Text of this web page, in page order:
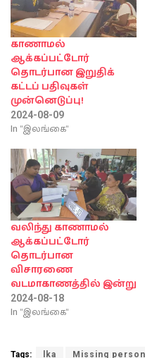
காணாமல்
ஆக்கப்பட்டோர்
தொடர்பான இறுதிக்
கட்டப் பதிவுகள்
முன்னெடுப்பு!
2024-08-09
In "இலங்கை"
வலிந்து காணாமல்
ஆக்கப்பட்டோர்
தொடர்பான
விசாரணை
வடமாகாணத்தில் இன்று
2024-08-18
In "இலங்கை"
Tags: lka Missing